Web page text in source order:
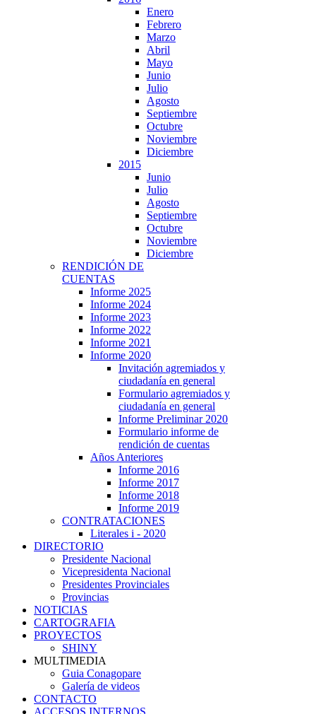
Enero
Febrero
Marzo
Abril
Mayo
Junio
Julio
Agosto
Septiembre
Octubre
Noviembre
Diciembre
2015
Junio
Julio
Agosto
Septiembre
Octubre
Noviembre
Diciembre
RENDICIÓN DE
CUENTAS
Informe 2025
Informe 2024
Informe 2023
Informe 2022
Informe 2021
Informe 2020
Invitación agremiados y
ciudadanía en general
Formulario agremiados y
ciudadanía en general
Informe Preliminar 2020
Formulario informe de
rendición de cuentas
Años Anteriores
Informe 2016
Informe 2017
Informe 2018
Informe 2019
CONTRATACIONES
Literales i - 2020
DIRECTORIO
Presidente Nacional
Vicepresidenta Nacional
Presidentes Provinciales
Provincias
NOTICIAS
CARTOGRAFIA
PROYECTOS
SHINY
MULTIMEDIA
Guia Conagopare
Galería de videos
CONTACTO
ACCESOS INTERNOS